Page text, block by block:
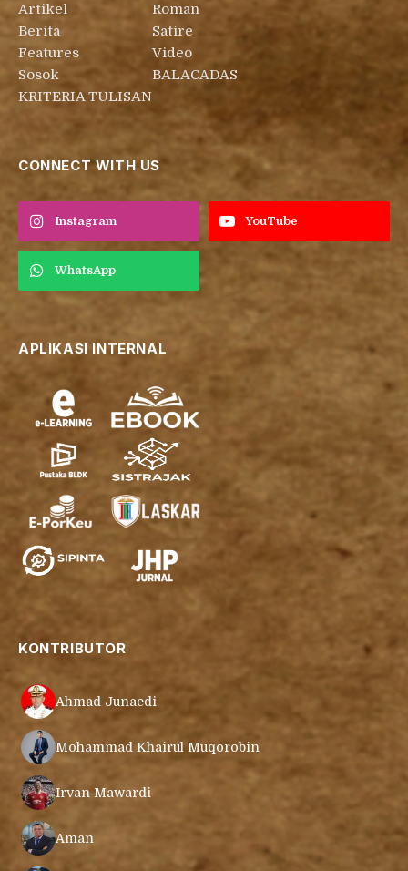
Artikel
Berita
Features
Sosok
KRITERIA TULISAN
Roman
Satire
Video
BALACADAS
CONNECT WITH US
Instagram YouTube
WhatsApp
APLIKASI INTERNAL
KONTRIBUTOR
Ahmad Junaedi
Mohammad Khairul Muqorobin
Irvan Mawardi
Aman